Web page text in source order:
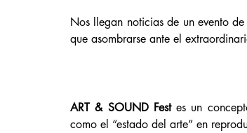
Nos llegan noticias de un evento
que asombrarse ante el
ART & SOUND Fest es un
como el “estado del arte” en